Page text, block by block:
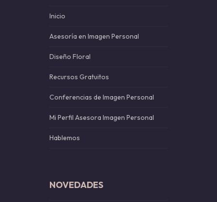
Inicio
Asesoría en Imagen Personal
Diseño Floral
Recursos Gratuitos
Conferencias de Imagen Personal
Mi Perfil Asesora Imagen Personal
Hablemos
NOVEDADES